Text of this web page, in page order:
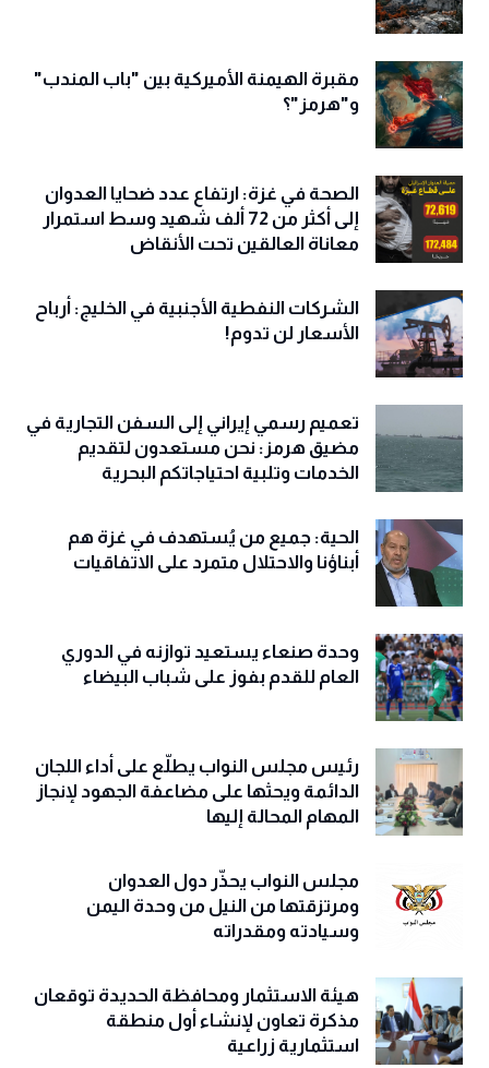
مقبرة الهيمنة الأميركية بين "باب المندب"
و"هرمز"؟
الصحة في غزة: ارتفاع عدد ضحايا العدوان
إلى أكثر من 72 ألف شهيد وسط استمرار
معاناة العالقين تحت الأنقاض
الشركات النفطية الأجنبية في الخليج: أرباح
الأسعار لن تدوم!
تعميم رسمي إيراني إلى السفن التجارية في
مضيق هرمز: نحن مستعدون لتقديم
الخدمات وتلبية احتياجاتكم البحرية
الحية: جميع من يُستهدف في غزة هم
أبناؤنا والاحتلال متمرد على الاتفاقيات
وحدة صنعاء يستعيد توازنه في الدوري
العام للقدم بفوز على شباب البيضاء
رئيس مجلس النواب يطلّع على أداء اللجان
الدائمة ويحثها على مضاعفة الجهود لإنجاز
المهام المحالة إليها
مجلس النواب يحذّّر دول العدوان
ومرتزقتها من النيل من وحدة اليمن
وسيادته ومقدراته
هيئة الاستثمار ومحافظة الحديدة توقعان
مذكرة تعاون لإنشاء أول منطقة
استثمارية زراعية